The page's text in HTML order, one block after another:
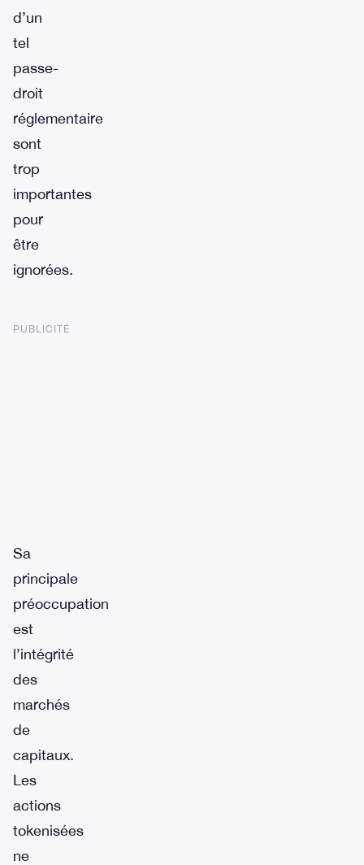
d’un
tel
passe-
droit
réglementaire
sont
trop
importantes
pour
être
ignorées.
PUBLICITÉ
Sa
principale
préoccupation
est
l’intégrité
des
marchés
de
capitaux.
Les
actions
tokenisées
ne